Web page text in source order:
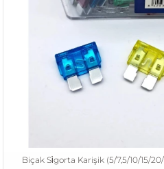
Biçak Si̇gorta Karişik (5/7,5/10/15/